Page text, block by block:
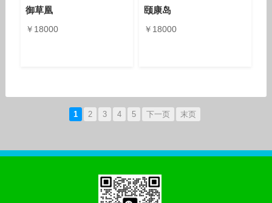
御草凰
￥18000
颐康岛
￥18000
1 2 3 4 5 下一页 末页